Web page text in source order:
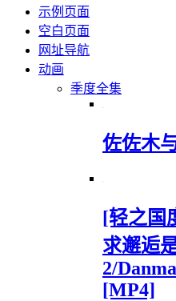
示例页面
空白页面
网址导航
动画
季度全集
佐佐木
[轻之国
求邂逅
2/
[MP4]